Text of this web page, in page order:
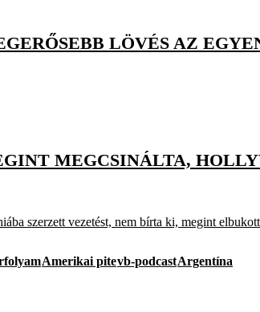
LÖVÉS AZ
MEGCSINÁLTA,
szerzett vezetést, nem bírta ki, megint
Amerikai pitevb-podcastArgentína